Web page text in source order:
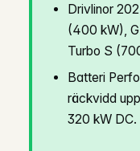
Drivlinor
(400 kW),
Turbo S
Batteri
räckvidd
320 kW DC.